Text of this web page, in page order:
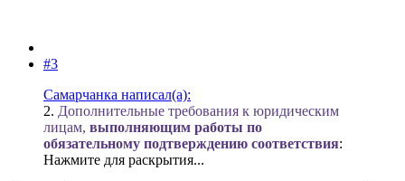
#3
Самарчанка написал(а):
2. Дополнительные требования к юридическим
лицам, выполняющим работы по
обязательному подтверждению соответствия:
Нажмите для раскрытия...